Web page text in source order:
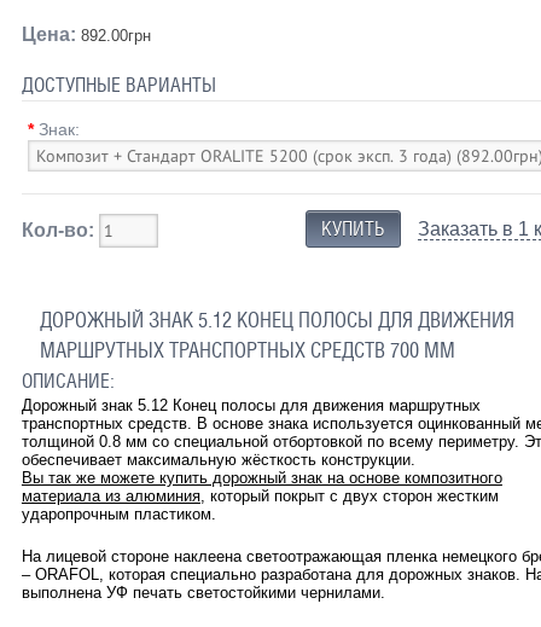
Цена: 892.00грн
ДОСТУПНЫЕ ВАРИАНТЫ
* Знак:
Кол-во: Заказать в 1
ДОРОЖНЫЙ ЗНАК 5.12 КОНЕЦ ПОЛОСЫ ДЛЯ ДВИЖЕНИЯ
МАРШРУТНЫХ ТРАНСПОРТНЫХ СРЕДСТВ 700 ММ
ОПИСАНИЕ:
Дорожный знак 5.12 Конец полосы для движения маршрутных
транспортных средств. В основе знака используется оцинкованный
толщиной 0.8 мм со специальной отбортовкой по всему периметру.
обеспечивает максимальную жёсткость конструкции.
Вы так же можете купить дорожный знак на основе композитного
материала из алюминия, который покрыт с двух сторон жестким
ударопрочным пластиком.
На лицевой стороне наклеена светоотражающая пленка немецкого
– ORAFOL, которая специально разработана для дорожных знаков.
выполнена УФ печать светостойкими чернилами.